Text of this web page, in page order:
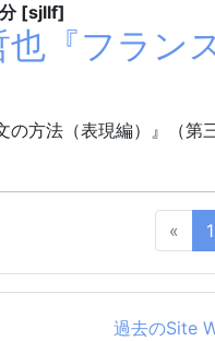
[sjllf]
『フラン
の方法（表現編）』（第
« 1
過去のSite